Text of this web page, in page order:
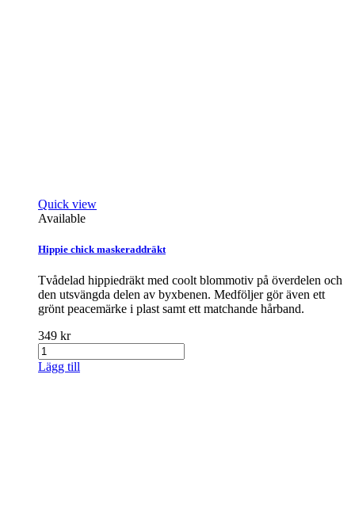
Quick view
Available
Hippie chick maskeraddräkt
Tvådelad hippiedräkt med coolt blommotiv på överdelen och
den utsvängda delen av byxbenen. Medföljer gör även ett
grönt peacemärke i plast samt ett matchande hårband.
349 kr
Lägg till